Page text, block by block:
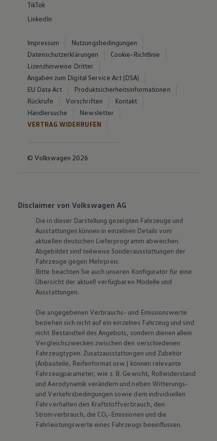
TikTok
LinkedIn
Impressum
Nutzungsbedingungen
Datenschutzerklärungen
Cookie-Richtlinie
Lizenzhinweise Dritter
Angaben zum Digital Service Act (DSA)
EU Data Act
Produktsicherheitsinformationen
Rückrufe
Vorschriften
Kontakt
Händlersuche
Newsletter
VERTRAG WIDERRUFEN
© Volkswagen 2026
Disclaimer von Volkswagen AG
Die in dieser Darstellung gezeigten Fahrzeuge und
Ausstattungen können in einzelnen Details vom
aktuellen deutschen Lieferprogramm abweichen.
Abgebildet sind teilweise Sonderausstattungen der
Fahrzeuge gegen Mehrpreis.
Bitte beachten Sie auch unseren Konfigurator für eine
Übersicht der aktuell verfügbaren Modelle und
Ausstattungen.
Die angegebenen Verbrauchs- und Emissionswerte
beziehen sich nicht auf ein einzelnes Fahrzeug und sind
nicht Bestandteil des Angebots, sondern dienen allein
Vergleichszwecken zwischen den verschiedenen
Fahrzeugtypen. Zusatzausstattungen und Zubehör
(Anbauteile, Reifenformat usw.) können relevante
Fahrzeugparameter, wie z. B. Gewicht, Rollwiderstand
und Aerodynamik verändern und neben Witterungs-
und Verkehrsbedingungen sowie dem individuellen
Fahrverhalten den Kraftstoffverbrauch, den
Stromverbrauch, die CO₂-Emissionen und die
Fahrleistungswerte eines Fahrzeugs beeinflussen.